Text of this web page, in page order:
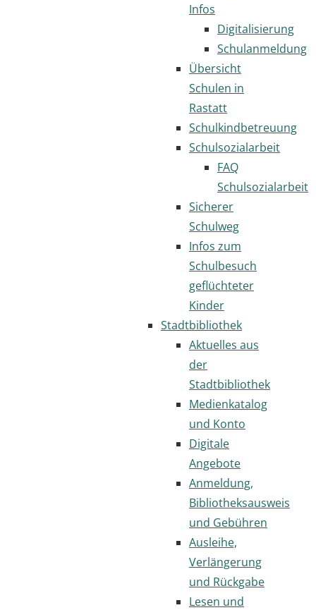
Infos
Digitalisierung
Schulanmeldung
Übersicht
Schulen in
Rastatt
Schulkindbetreuung
Schulsozialarbeit
FAQ
Schulsozialarbeit
Sicherer
Schulweg
Infos zum
Schulbesuch
geflüchteter
Kinder
Stadtbibliothek
Aktuelles aus
der
Stadtbibliothek
Medienkatalog
und Konto
Digitale
Angebote
Anmeldung,
Bibliotheksausweis
und Gebühren
Ausleihe,
Verlängerung
und Rückgabe
Lesen und